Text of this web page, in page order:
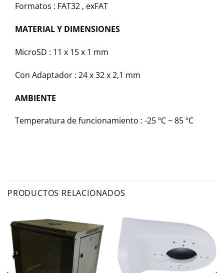
Formatos : FAT32 , exFAT
MATERIAL Y DIMENSIONES
MicroSD : 11 x 15 x 1 mm
Con Adaptador : 24 x 32 x 2,1 mm
AMBIENTE
Temperatura de funcionamiento : -25 ºC ~ 85 ºC
PRODUCTOS RELACIONADOS